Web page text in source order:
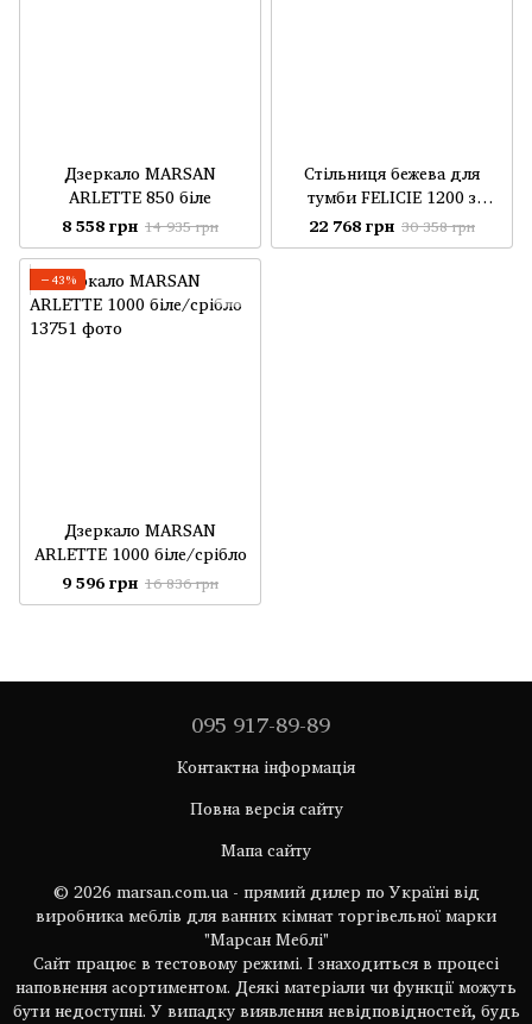
Дзеркало MARSAN
ARLETTE 850 біле
8 558 грн 14 935 грн
Стільниця бежева для
тумби FELICIE 1200 з
умивальником
22 768 грн 30 358 грн
−43%
Дзеркало MARSAN
ARLETTE 1000 біле/срібло
9 596 грн 16 836 грн
095 917-89-89
Контактна інформація
Повна версія сайту
Мапа сайту
© 2026 marsan.com.ua - прямий дилер по Україні від
виробника меблів для ванних кімнат торгівельної марки
"Марсан Меблі"
Сайт працює в тестовому режимі. І знаходиться в процесі
наповнення асортиментом. Деякі матеріали чи функції можуть
бути недоступні. У випадку виявлення невідповідностей, будь